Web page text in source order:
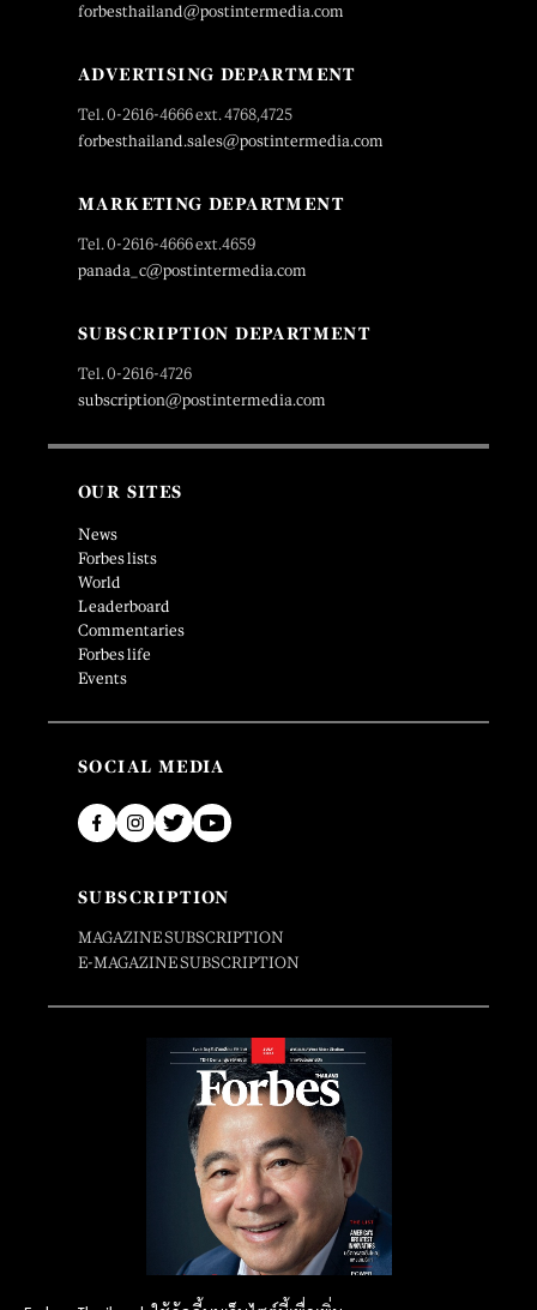
forbesthailand@postintermedia.com
ADVERTISING DEPARTMENT
Tel. 0-2616-4666 ext. 4768,4725
forbesthailand.sales@postintermedia.com
MARKETING DEPARTMENT
Tel. 0-2616-4666 ext.4659
panada_c@postintermedia.com
SUBSCRIPTION DEPARTMENT
Tel. 0-2616-4726
subscription@postintermedia.com
OUR SITES
News
Forbes lists
World
Leaderboard
Commentaries
Forbes life
Events
SOCIAL MEDIA
SUBSCRIPTION
MAGAZINE SUBSCRIPTION
E-MAGAZINE SUBSCRIPTION